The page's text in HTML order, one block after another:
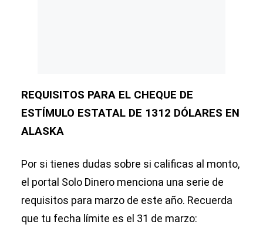
REQUISITOS PARA EL CHEQUE DE
ESTÍMULO ESTATAL DE 1312 DÓLARES EN
ALASKA
Por si tienes dudas sobre si calificas al monto,
el portal Solo Dinero menciona una serie de
requisitos para marzo de este año. Recuerda
que tu fecha límite es el 31 de marzo: